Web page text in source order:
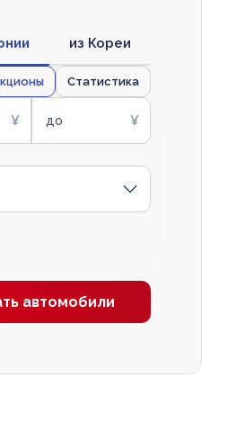
из Кореи
Статистика
до
автомобили